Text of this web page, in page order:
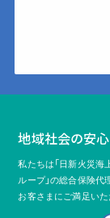
地域社会の安
私たちは「日新火災海
ループ」の総合保険代
お客さまにご満足い